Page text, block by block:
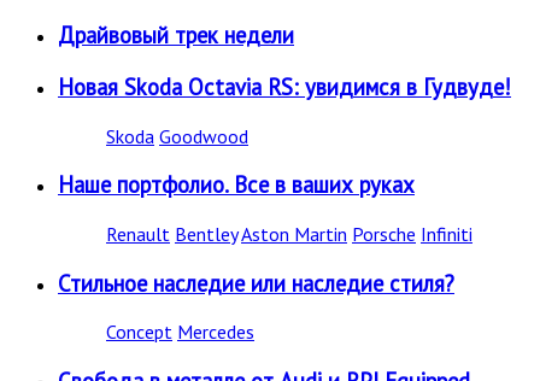
Драйвовый трек недели
Новая Skoda Octavia RS: увидимся в Гудвуде!
Skoda Goodwood
Наше портфолио. Все в ваших руках
Renault BentleyAston Martin Porsche Infiniti
Стильное наследие или наследие стиля?
Concept Mercedes